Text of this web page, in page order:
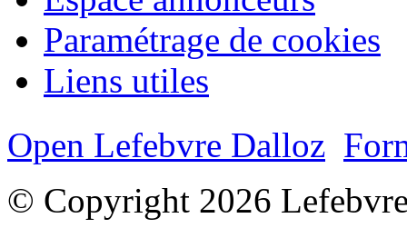
Paramétrage de cookies
Liens utiles
Open Lefebvre Dalloz
© Copyright 2026